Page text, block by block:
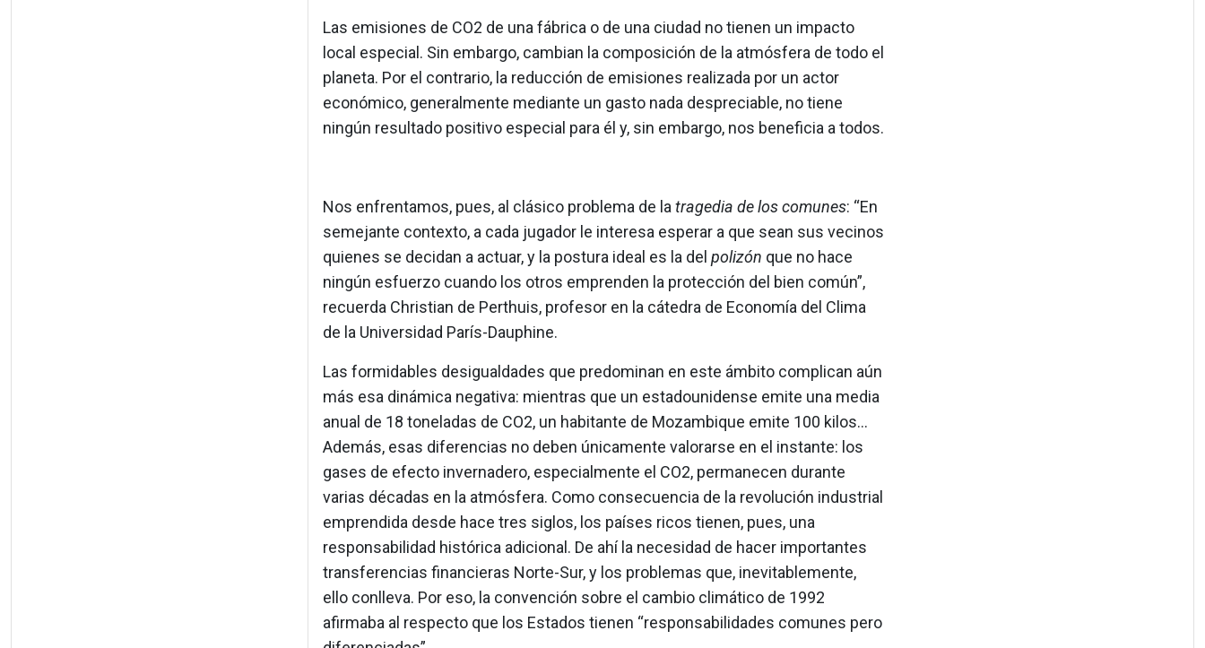
Las emisiones de CO2 de una fábrica o de una ciudad no tienen un impacto
local especial. Sin embargo, cambian la composición de la atmósfera de todo el
planeta. Por el contrario, la reducción de emisiones realizada por un actor
económico, generalmente mediante un gasto nada despreciable, no tiene
ningún resultado positivo especial para él y, sin embargo, nos beneficia a todos.
Nos enfrentamos, pues, al clásico problema de la tragedia de los comunes: “En
semejante contexto, a cada jugador le interesa esperar a que sean sus vecinos
quienes se decidan a actuar, y la postura ideal es la del polizón que no hace
ningún esfuerzo cuando los otros emprenden la protección del bien común”,
recuerda Christian de Perthuis, profesor en la cátedra de Economía del Clima
de la Universidad París-Dauphine.
Las formidables desigualdades que predominan en este ámbito complican aún
más esa dinámica negativa: mientras que un estadounidense emite una media
anual de 18 toneladas de CO2, un habitante de Mozambique emite 100 kilos...
Además, esas diferencias no deben únicamente valorarse en el instante: los
gases de efecto invernadero, especialmente el CO2, permanecen durante
varias décadas en la atmósfera. Como consecuencia de la revolución industrial
emprendida desde hace tres siglos, los países ricos tienen, pues, una
responsabilidad histórica adicional. De ahí la necesidad de hacer importantes
transferencias financieras Norte-Sur, y los problemas que, inevitablemente,
ello conlleva. Por eso, la convención sobre el cambio climático de 1992
afirmaba al respecto que los Estados tienen “responsabilidades comunes pero